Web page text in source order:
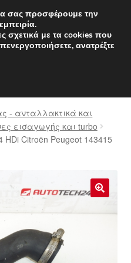
7 EUR
4 μ.μ.
- ανταλλακτικά και
εισαγωγής και turbo
Citroën Peugeot 143415
σας προσφέρουμε την
σχετικά με τα cookies που
ανατρέξτε